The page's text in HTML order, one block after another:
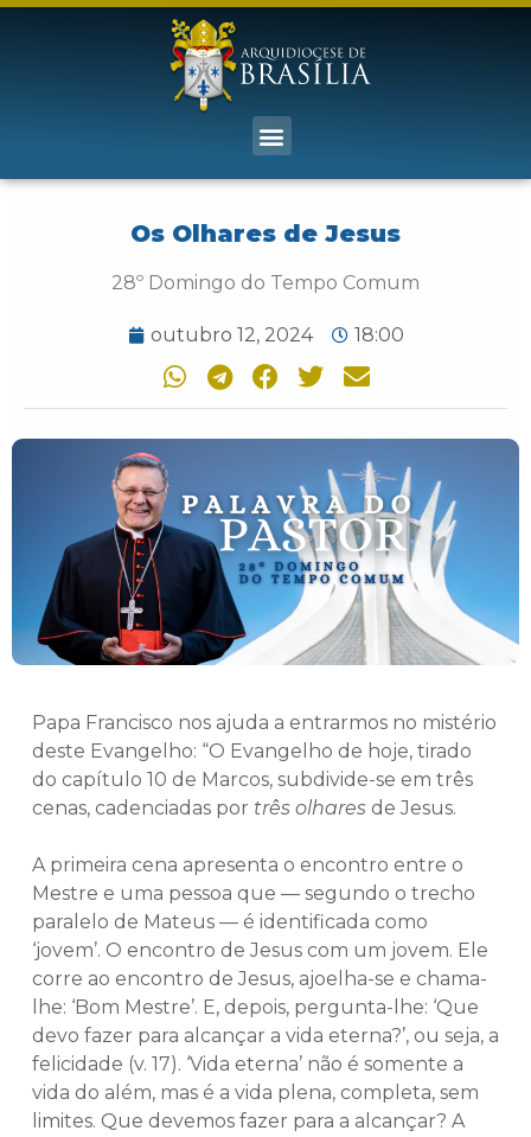
Os Olhares de Jesus
28º Domingo do Tempo Comum
outubro 12, 2024 18:00
Papa Francisco nos ajuda a entrarmos no mistério
deste Evangelho: “O Evangelho de hoje, tirado
do capítulo 10 de Marcos, subdivide-se em três
cenas, cadenciadas por três olhares de Jesus.
A primeira cena apresenta o encontro entre o
Mestre e uma pessoa que — segundo o trecho
paralelo de Mateus — é identificada como
‘jovem’. O encontro de Jesus com um jovem. Ele
corre ao encontro de Jesus, ajoelha-se e chama-
lhe: ‘Bom Mestre’. E, depois, pergunta-lhe: ‘Que
devo fazer para alcançar a vida eterna?’, ou seja, a
felicidade (v. 17). ‘Vida eterna’ não é somente a
vida do além, mas é a vida plena, completa, sem
limites. Que devemos fazer para a alcançar? A